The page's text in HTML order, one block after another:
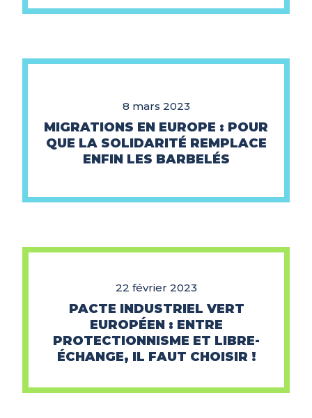
8 mars 2023
MIGRATIONS EN EUROPE : POUR
QUE LA SOLIDARITÉ REMPLACE
ENFIN LES BARBELÉS
22 février 2023
PACTE INDUSTRIEL VERT
EUROPÉEN : ENTRE
PROTECTIONNISME ET LIBRE-
ÉCHANGE, IL FAUT CHOISIR !